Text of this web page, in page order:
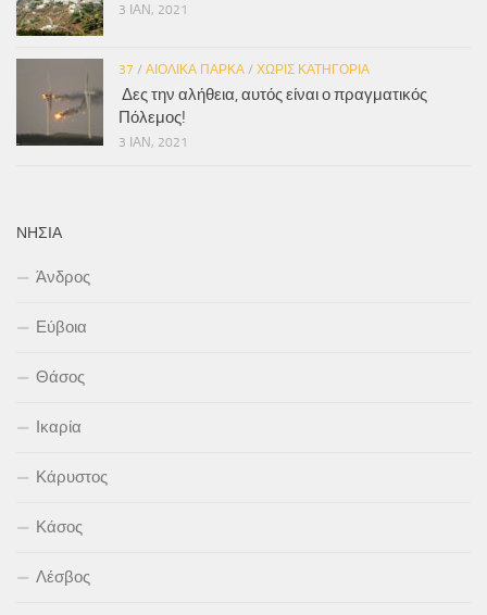
3 ΙΑΝ, 2021
37 / ΑΙΟΛΙΚΆ ΠΆΡΚΑ / ΧΩΡΊΣ ΚΑΤΗΓΟΡΊΑ
Δες την αλήθεια, αυτός είναι ο πραγματικός
Πόλεμος!
3 ΙΑΝ, 2021
ΝΗΣΙΆ
Άνδρος
Εύβοια
Θάσος
Ικαρία
Κάρυστος
Κάσος
Λέσβος